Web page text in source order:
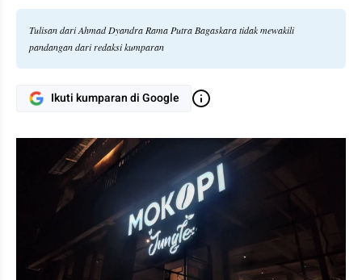
Tulisan dari Ahmad Dyandra Rama Putra Bagaskara tidak mewakili
pandangan dari redaksi kumparan
Ikuti kumparan di Google